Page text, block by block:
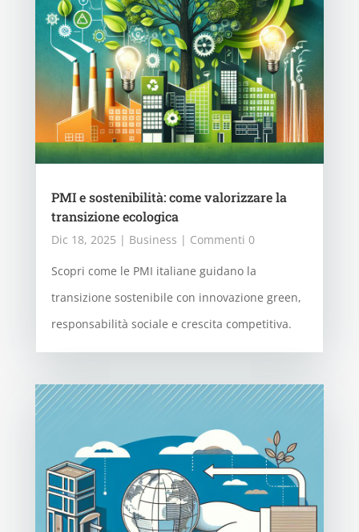
PMI e sostenibilità: come valorizzare la
transizione ecologica
Dic 18, 2025 | Business | Commenti 0
Scopri come le PMI italiane guidano la
transizione sostenibile con innovazione green,
responsabilità sociale e crescita competitiva.